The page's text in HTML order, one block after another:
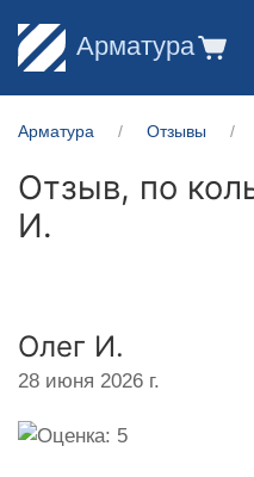
Арматура
Арматура Отзывы
Отзыв, по
И.
Олег И.
28 июня 2026 г.